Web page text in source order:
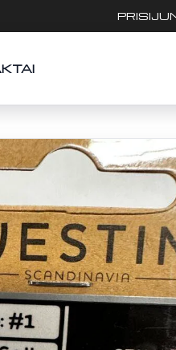
Westin Add-lt Stinger 1×7.27
Add-lt
kg /
€